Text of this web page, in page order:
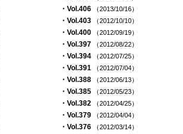
・Vol.406 （2013/10/16）
・Vol.403 （2012/10/10）
・Vol.400 （2012/09/19）
・Vol.397 （2012/08/22）
・Vol.394 （2012/07/25）
・Vol.391 （2012/07/04）
・Vol.388 （2012/06/13）
・Vol.385 （2012/05/23）
・Vol.382 （2012/04/25）
・Vol.379 （2012/04/04）
・Vol.376 （2012/03/14）